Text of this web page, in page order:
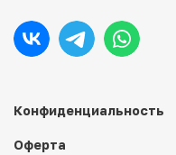
Конфиденциальность
Оферта